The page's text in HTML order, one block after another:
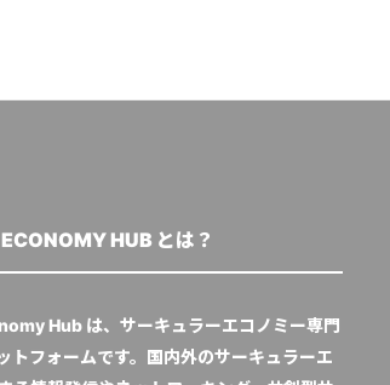
HUB とは？
Hub は、サーキュラーエコノミー専門
トフォームです。国内外のサーキュラーエ